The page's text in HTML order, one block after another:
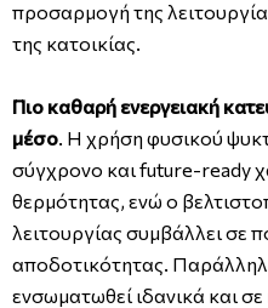
προσαρμογή της
της κατοικίας.
Πιο καθαρή ενεργειακή
μέσο. Η χρήση φυσικού
σύγχρονο και future-ready
θερμότητας, ενώ ο
λειτουργίας συμβάλλει σε
αποδοτικότητας.
ενσωματωθεί ιδανικά και σε